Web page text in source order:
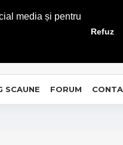
media și pentru
Refuz
SCAUNE FORUM